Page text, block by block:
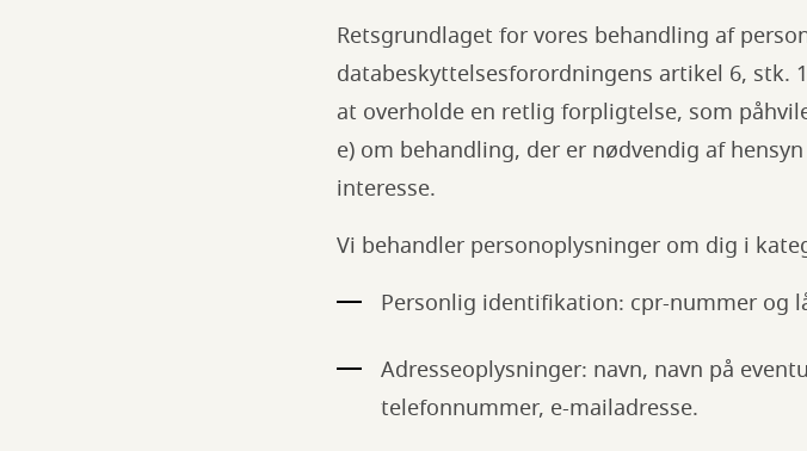
Retsgrundlaget for vores behandling af
databeskyttelsesforordningens artikel 6, stk.
at overholde en retlig forpligtelse, som
e) om behandling, der er nødvendig af
interesse.
Vi behandler personoplysninger om dig i
Personlig identifikation: cpr-nummer og
Adresseoplysninger: navn, navn på
telefonnummer, e-mailadresse.